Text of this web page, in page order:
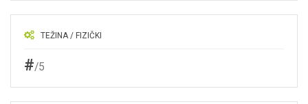
TEŽINA / FIZIČKI
#/5